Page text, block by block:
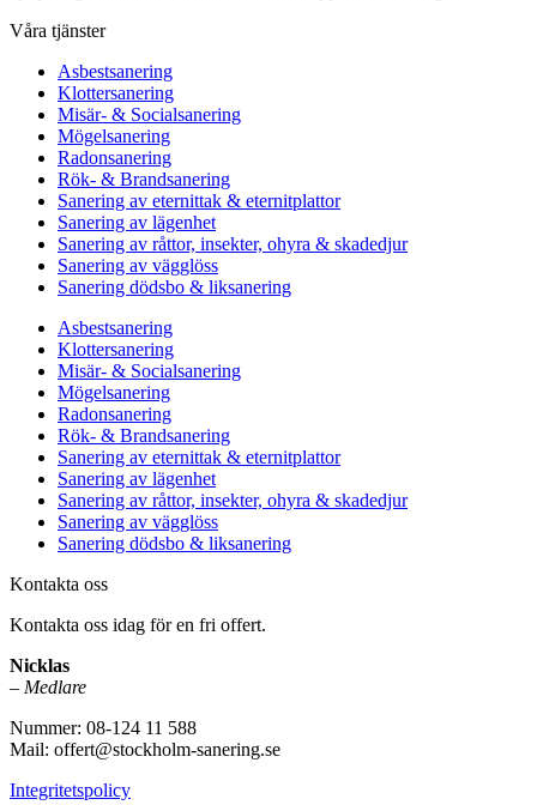
Våra tjänster
Asbestsanering
Klottersanering
Misär- & Socialsanering
Mögelsanering
Radonsanering
Rök- & Brandsanering
Sanering av eternittak & eternitplattor
Sanering av lägenhet
Sanering av råttor, insekter, ohyra & skadedjur
Sanering av vägglöss
Sanering dödsbo & liksanering
Asbestsanering
Klottersanering
Misär- & Socialsanering
Mögelsanering
Radonsanering
Rök- & Brandsanering
Sanering av eternittak & eternitplattor
Sanering av lägenhet
Sanering av råttor, insekter, ohyra & skadedjur
Sanering av vägglöss
Sanering dödsbo & liksanering
Kontakta oss
Kontakta oss idag för en fri offert.
Nicklas
– Medlare
Nummer: 08-124 11 588
Mail: offert@stockholm-sanering.se
Integritetspolicy